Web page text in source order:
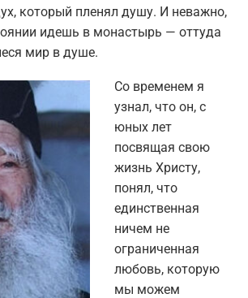
который пленял душу. И неважно,
идешь в монастырь — оттуда
мир в душе.
Со временем я
узнал, что он, с
юных лет
посвящая свою
жизнь Христу,
понял, что
единственная
ничем не
ограниченная
любовь, которую
мы можем